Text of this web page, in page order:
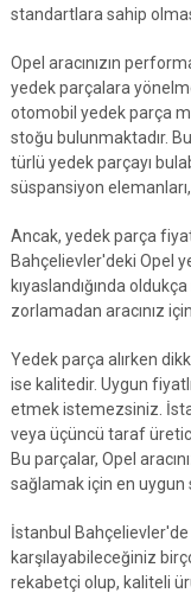
standartlara sahip
Opel aracınızın
yedek parçalara
otomobil yedek parça
stoğu bulunmaktadır.
türlü yedek parçayı
süspansiyon
Ancak, yedek parça
Bahçelievler'deki Opel
kıyaslandığında
zorlamadan aracınız
Yedek parça alırken
ise kalitedir. Uygun
etmek istemezsiniz.
veya üçüncü taraf
Bu parçalar, Opel
sağlamak için en uygun
İstanbul Bahçelievler'de
karşılayabileceğiniz
rekabetçi olup, kaliteli